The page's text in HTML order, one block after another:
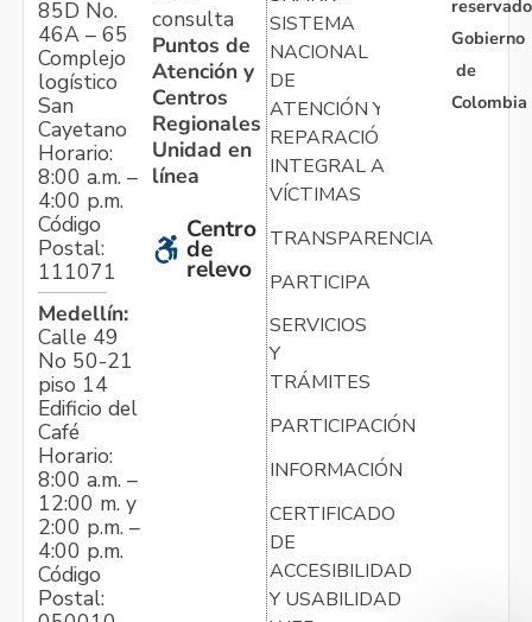
85D No.
46A – 65
Complejo
logístico
San
Cayetano
Horario:
8:00 a.m. –
4:00 p.m.
Código
Postal:
111071
Medellín:
Calle 49
No 50-21
piso 14
Edificio del
Café
Horario:
8:00 a.m. –
12:00 m. y
2:00 p.m. –
4:00 p.m.
Código
Postal:
consulta
Puntos de
Atención y
Centros
Regionales
Unidad en
línea
Centro
de
relevo
SISTEMA
NACIONAL
DE
ATENCIÓN Y
REPARACIÓN
INTEGRAL A
VÍCTIMAS
TRANSPARENCIA
PARTICIPA
SERVICIOS
Y
TRÁMITES
PARTICIPACIÓN
INFORMACIÓN
CERTIFICADO
DE
ACCESIBILIDAD
Y USABILIDAD
Gobierno
de
Colombia